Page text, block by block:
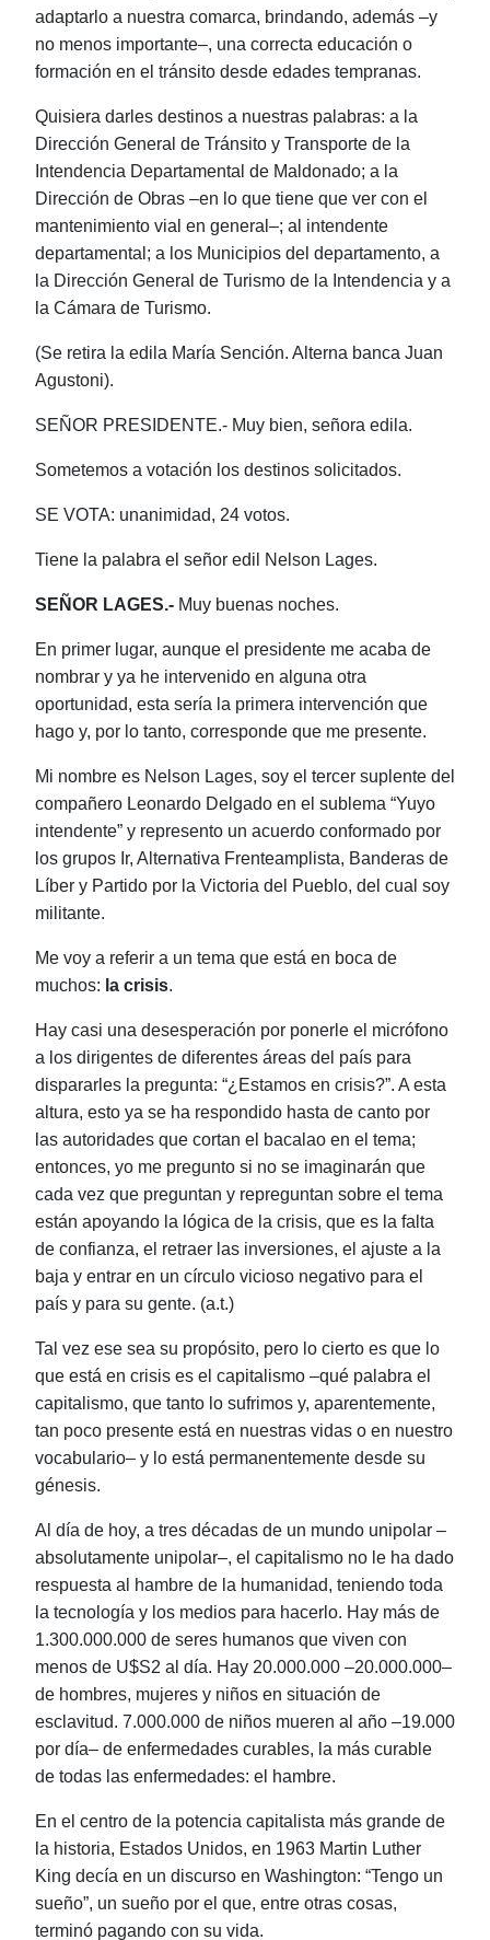
adaptarlo a nuestra comarca, brindando, además ‒y
no menos importante‒, una correcta educación o
formación en el tránsito desde edades tempranas.
Quisiera darles destinos a nuestras palabras: a la
Dirección General de Tránsito y Transporte de la
Intendencia Departamental de Maldonado; a la
Dirección de Obras ‒en lo que tiene que ver con el
mantenimiento vial en general‒; al intendente
departamental; a los Municipios del departamento, a
la Dirección General de Turismo de la Intendencia y a
la Cámara de Turismo.
(Se retira la edila María Sención. Alterna banca Juan
Agustoni).
SEÑOR PRESIDENTE.- Muy bien, señora edila.
Sometemos a votación los destinos solicitados.
SE VOTA: unanimidad, 24 votos.
Tiene la palabra el señor edil Nelson Lages.
SEÑOR LAGES.- Muy buenas noches.
En primer lugar, aunque el presidente me acaba de
nombrar y ya he intervenido en alguna otra
oportunidad, esta sería la primera intervención que
hago y, por lo tanto, corresponde que me presente.
Mi nombre es Nelson Lages, soy el tercer suplente del
compañero Leonardo Delgado en el sublema “Yuyo
intendente” y represento un acuerdo conformado por
los grupos Ir, Alternativa Frenteamplista, Banderas de
Líber y Partido por la Victoria del Pueblo, del cual soy
militante.
Me voy a referir a un tema que está en boca de
muchos: la crisis.
Hay casi una desesperación por ponerle el micrófono
a los dirigentes de diferentes áreas del país para
dispararles la pregunta: “¿Estamos en crisis?”. A esta
altura, esto ya se ha respondido hasta de canto por
las autoridades que cortan el bacalao en el tema;
entonces, yo me pregunto si no se imaginarán que
cada vez que preguntan y repreguntan sobre el tema
están apoyando la lógica de la crisis, que es la falta
de confianza, el retraer las inversiones, el ajuste a la
baja y entrar en un círculo vicioso negativo para el
país y para su gente. (a.t.)
Tal vez ese sea su propósito, pero lo cierto es que lo
que está en crisis es el capitalismo ‒qué palabra el
capitalismo, que tanto lo sufrimos y, aparentemente,
tan poco presente está en nuestras vidas o en nuestro
vocabulario‒ y lo está permanentemente desde su
génesis.
Al día de hoy, a tres décadas de un mundo unipolar ‒
absolutamente unipolar‒, el capitalismo no le ha dado
respuesta al hambre de la humanidad, teniendo toda
la tecnología y los medios para hacerlo. Hay más de
1.300.000.000 de seres humanos que viven con
menos de U$S2 al día. Hay 20.000.000 ‒20.000.000‒
de hombres, mujeres y niños en situación de
esclavitud. 7.000.000 de niños mueren al año ‒19.000
por día‒ de enfermedades curables, la más curable
de todas las enfermedades: el hambre.
En el centro de la potencia capitalista más grande de
la historia, Estados Unidos, en 1963 Martin Luther
King decía en un discurso en Washington: “Tengo un
sueño”, un sueño por el que, entre otras cosas,
terminó pagando con su vida.